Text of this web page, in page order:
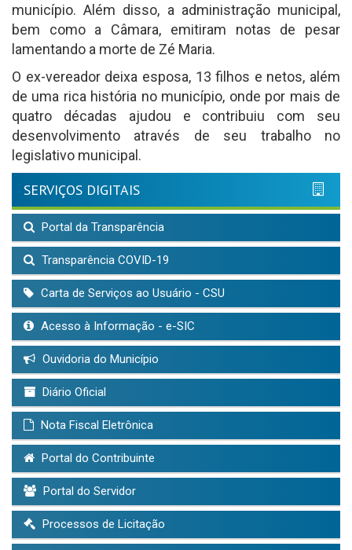
município. Além disso, a administração municipal,
bem como a Câmara, emitiram notas de pesar
lamentando a morte de Zé Maria.
O ex-vereador deixa esposa, 13 filhos e netos, além
de uma rica história no município, onde por mais de
quatro décadas ajudou e contribuiu com seu
desenvolvimento através de seu trabalho no
legislativo municipal.
SERVIÇOS DIGITAIS
Portal da Transparência
Transparência COVID-19
Carta de Serviços ao Usuário - CSU
Acesso à Informação - e-SIC
Ouvidoria do Município
Diário Oficial
Nota Fiscal Eletrônica
Portal do Contribuinte
Portal do Servidor
Processos de Licitação